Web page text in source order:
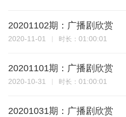
20201102期：广播剧欣赏
2020-11-01 时长： 01:00:01
20201101期：广播剧欣赏
2020-10-31 时长： 01:00:01
20201031期：广播剧欣赏